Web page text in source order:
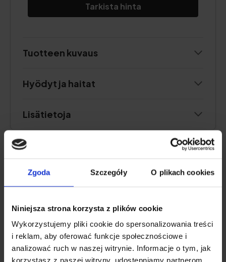
Zgoda Szczegóły O plikach cookies
Niniejsza strona korzysta z plików cookie
Wykorzystujemy pliki cookie do spersonalizowania treści
i reklam, aby oferować funkcje społecznościowe i
analizować ruch w naszej witrynie. Informacje o tym, jak
korzystasz z naszej witryny, udostępniamy partnerom
Tarkista hinta
Tuotteen kuvaus
Hyödyt ja haitat
Lisätietoja
Natu.Care Natriumbutyraatti
Premium
5.0